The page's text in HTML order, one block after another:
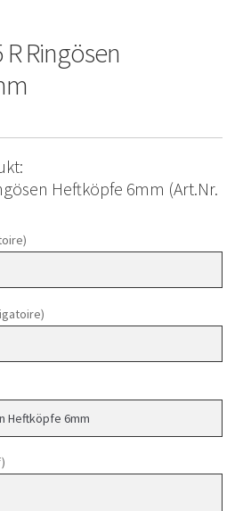
Ringösen
Heftköpfe 6mm (Art.Nr.